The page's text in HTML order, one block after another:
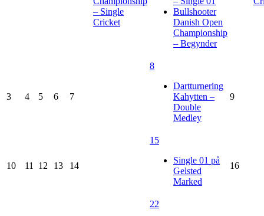
– Single
Cricket
Bullshooter
Danish Open
Championship
– Begynder
3 4 5 6 7
8
Dartturnering
Kahytten –
Double
Medley
9
10 11 12 13 14
15
Single 01 på
Gelsted
Marked
16
22